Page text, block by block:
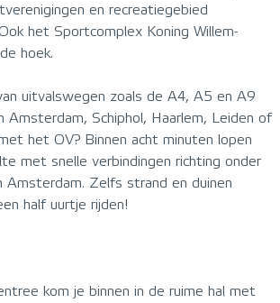
en recreatiegebied
het Sportcomplex Koning Willem-
hoek.
uitvalswegen zoals de A4, A5 en A9
Amsterdam, Schiphol, Haarlem, Leiden of
het OV? Binnen acht minuten lopen
met snelle verbindingen richting onder
Amsterdam. Zelfs strand en duinen
half uurtje rijden!
kom je binnen in de ruime hal met